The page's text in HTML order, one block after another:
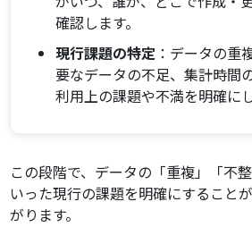
確認します。
現行課題の特定 ：データの重
要なデータの不足、集計時間
利用上の課題や不満を明確にし
この段階で、データの「重複」「不
いった現行の課題を明確にすること
がります。